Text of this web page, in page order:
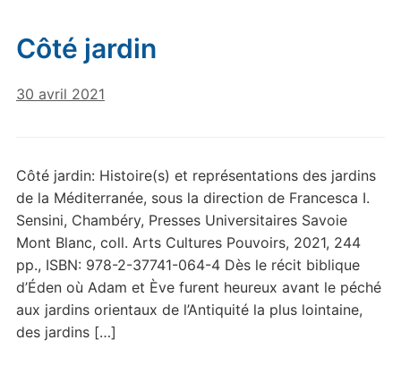
Côté jardin
30 avril 2021
Côté jardin: Histoire(s) et représentations des jardins
de la Méditerranée, sous la direction de Francesca I.
Sensini, Chambéry, Presses Universitaires Savoie
Mont Blanc, coll. Arts Cultures Pouvoirs, 2021, 244
pp., ISBN: 978-2-37741-064-4 Dès le récit biblique
d’Éden où Adam et Ève furent heureux avant le péché
aux jardins orientaux de l’Antiquité la plus lointaine,
des jardins […]